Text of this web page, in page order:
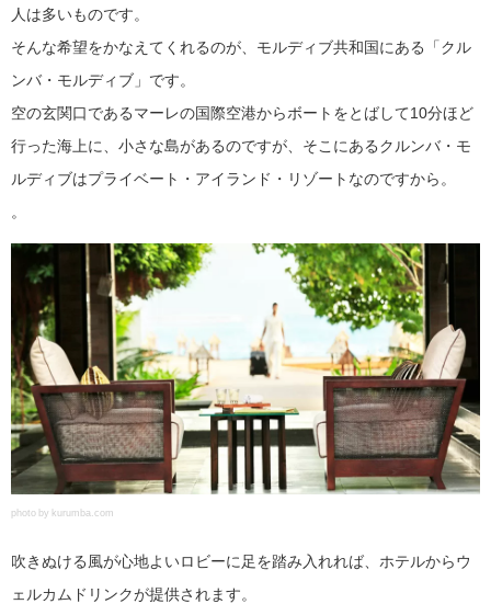
人は多いものです。
そんな希望をかなえてくれるのが、モルディブ共和国にある「クル
ンバ・モルディブ」です。
空の玄関口であるマーレの国際空港からボートをとばして10分ほど
行った海上に、小さな島があるのですが、そこにあるクルンバ・モ
ルディブはプライベート・アイランド・リゾートなのですから。
。
photo by kurumba.com
吹きぬける風が心地よいロビーに足を踏み入れれば、ホテルからウ
ェルカムドリンクが提供されます。